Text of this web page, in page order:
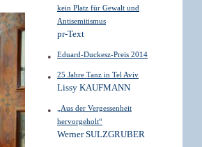
kein Platz für Gewalt und
Antisemitismus
pr-Text
Eduard-Duckesz-Preis 2014
25 Jahre Tanz in Tel Aviv
Lissy KAUFMANN
„Aus der Vergessenheit
hervorgeholt“
Werner SULZGRUBER